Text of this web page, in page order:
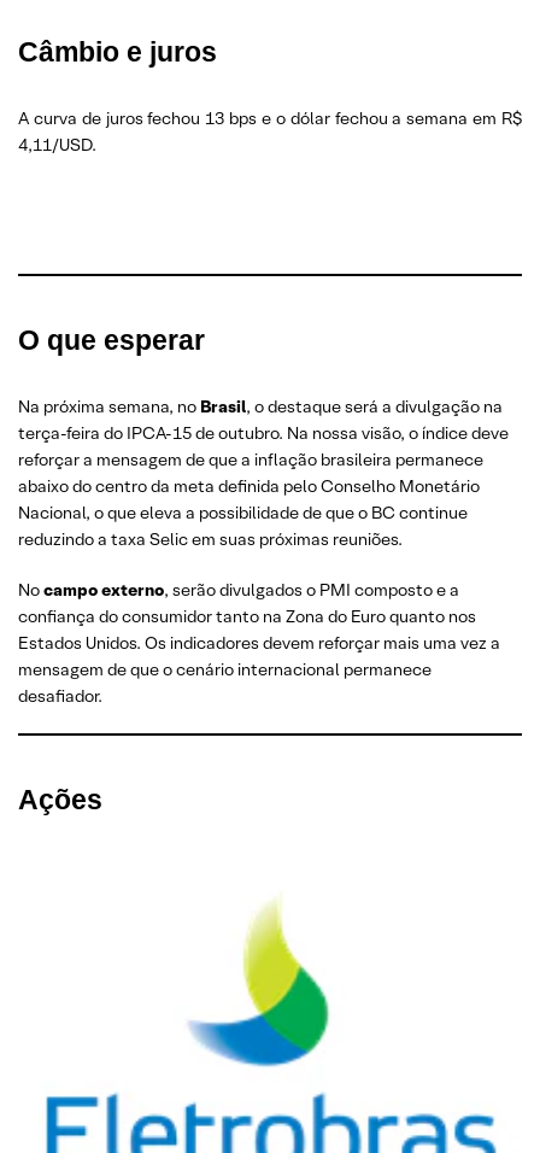
Câmbio e juros
A curva de juros fechou 13 bps e o dólar fechou a semana em R$
4,11/USD.
O que esperar
Na próxima semana, no Brasil, o destaque será a divulgação na
terça-feira do IPCA-15 de outubro. Na nossa visão, o índice deve
reforçar a mensagem de que a inflação brasileira permanece
abaixo do centro da meta definida pelo Conselho Monetário
Nacional, o que eleva a possibilidade de que o BC continue
reduzindo a taxa Selic em suas próximas reuniões.
Nocampo externo, serão divulgados o PMI composto e a
confiança do consumidor tanto na Zona do Euro quanto nos
Estados Unidos. Os indicadores devem reforçar mais uma vez a
mensagem de que o cenário internacional permanece
desafiador.
Ações